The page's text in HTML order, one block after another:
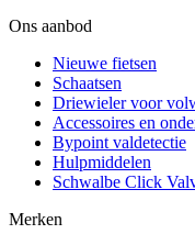
Ons aanbod
Nieuwe fietsen
Schaatsen
Driewieler voor
Accessoires en
Bypoint valdetectie
Hulpmiddelen
Schwalbe Click
Merken